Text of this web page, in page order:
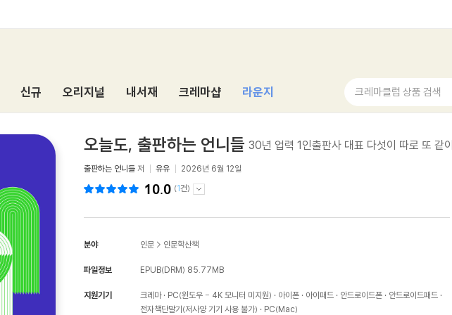
신규 오리지널 내서재 크레마샵 라운지 크레마클럽 상품 검색
오늘도, 출판하는 언니들 30년 업력 1인출판사 대표 다섯이 따로 또 같
출판하는 언니들 저 유유 2026년 6월 12일
10.0 (1건)
분야 인문 > 인문학산책
파일정보 EPUB(DRM) 85.77MB
지원기기 크레마 PC(윈도우 - 4K 모니터 미지원) 아이폰 아이패드 안드로이드폰
안드로이드패드
전자책단말기(저사양 기기 사용 불가)
PC(Mac)